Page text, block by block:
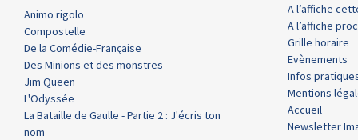
Animo rigolo
Compostelle
De la Comédie-Française
Des Minions et des monstres
Jim Queen
L'Odyssée
La Bataille de Gaulle - Partie 2 : J'écris ton
nom
A l’affiche
A l’affiche
Grille horaire
Evènements
Infos
Mentions
Accueil
Newsletter